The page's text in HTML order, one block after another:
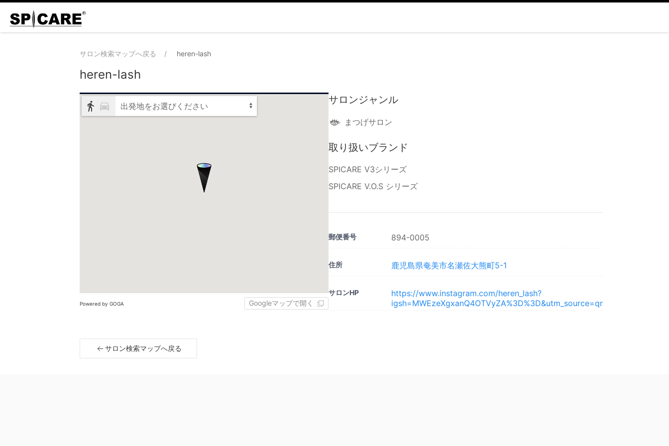
サロン検索マップへ戻る heren-lash
heren-lash
出発地をお選びください
Powered by GOGA Googleマップで開く
サロンジャンル
まつげサロン
取り扱いブランド
SPICARE V3シリーズ
SPICARE V.O.S シリーズ
郵便番号 894-0005
住所 鹿児島県奄美市名瀬佐大熊町5-1
サロンHP
https://www.instagram.com/heren_lash?
igsh=MWEzeXgxanQ4OTVyZA%3D%3D&utm_source=qr
サロン検索マップへ戻る